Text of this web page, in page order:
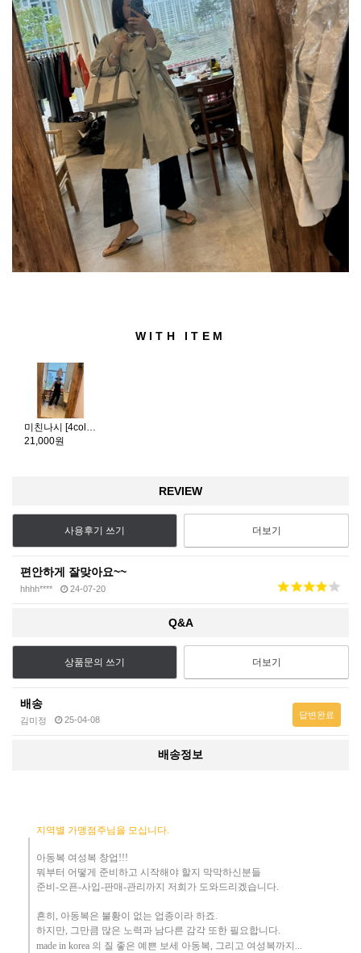
WITH ITEM
미친나시 [4color]
21,000원
REVIEW
사용후기 쓰기 더보기
편안하게 잘맞아요~~
hhhh**** 24-07-20
Q&A
상품문의 쓰기 더보기
배송
김미정 25-04-08 답변완료
배송정보
지역별 가맹점주님을 모십니다.
아동복 여성복 창업!!!
뭐부터 어떻게 준비하고 시작해야 할지 막막하신분들
준비-오픈-사입-판매-관리까지 저희가 도와드리겠습니다.
흔히 , 아동복은 불황이 없는 업종이라 하죠.
하지만, 그만큼 많은 노력과 남다른 감각 또한 필요합니다.
made in korea 의 질 좋은 예쁜 보세 아동복, 그리고 여성복까지...